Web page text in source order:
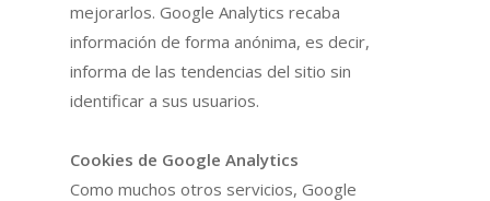
mejorarlos. Google Analytics recaba
información de forma anónima, es decir,
informa de las tendencias del sitio sin
identificar a sus usuarios.
Cookies de Google Analytics
Como muchos otros servicios, Google